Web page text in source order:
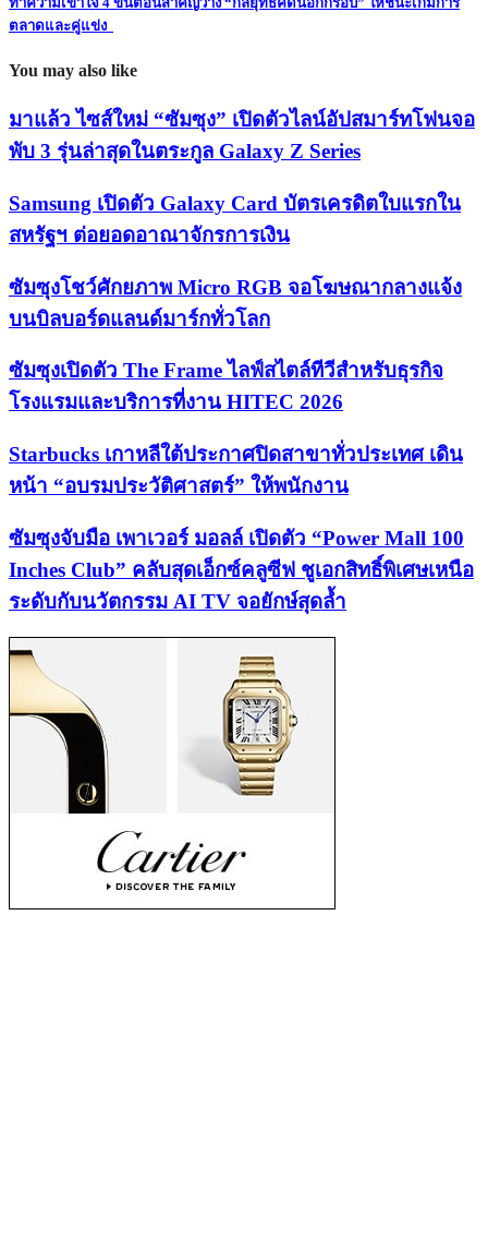
ตลาดและคู่แข่ง
You may also like
มาแล้ว ไซส์ใหม่ “ซัมซุง” เปิดตัวไลน์อัปสมาร์ทโฟนจอ
พับ 3 รุ่นล่าสุดในตระกูล Galaxy Z Series
Samsung เปิดตัว Galaxy Card บัตรเครดิตใบแรกใน
สหรัฐฯ ต่อยอดอาณาจักรการเงิน
ซัมซุงโชว์ศักยภาพ Micro RGB จอโฆษณากลางแจ้ง
บนบิลบอร์ดแลนด์มาร์กทั่วโลก
ซัมซุงเปิดตัว The Frame ไลฟ์สไตล์ทีวีสำหรับธุรกิจ
โรงแรมและบริการที่งาน HITEC 2026
Starbucks เกาหลีใต้ประกาศปิดสาขาทั่วประเทศ เดิน
หน้า “อบรมประวัติศาสตร์” ให้พนักงาน
ซัมซุงจับมือ เพาเวอร์ มอลล์ เปิดตัว “Power Mall 100
Inches Club” คลับสุดเอ็กซ์คลูซีฟ ชูเอกสิทธิ์พิเศษเหนือ
ระดับกับนวัตกรรม AI TV จอยักษ์สุดล้ำ